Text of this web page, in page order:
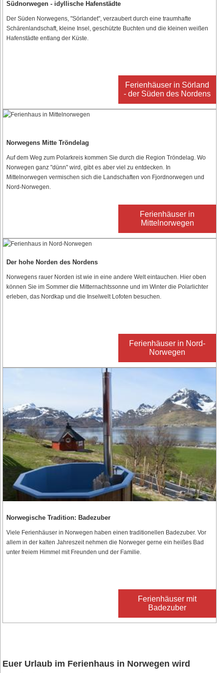
Südnorwegen - idyllische Hafenstädte
Der Süden Norwegens, "Sörlandet", verzaubert durch eine traumhafte
Schärenlandschaft, kleine Insel, geschützte Buchten und die kleinen weißen
Hafenstädte entlang der Küste.
Ferienhäuser in Sörland
- der Süden des Nordens
Norwegens Mitte Tröndelag
Auf dem Weg zum Polarkreis kommen Sie durch die Region Tröndelag. Wo
Norwegen ganz "dünn" wird, gibt es aber viel zu entdecken. In
Mittelnorwegen vermischen sich die Landschaften von Fjordnorwegen und
Nord-Norwegen.
Ferienhäuser in
Mittelnorwegen
Der hohe Norden des Nordens
Norwegens rauer Norden ist wie in eine andere Welt eintauchen. Hier oben
können Sie im Sommer die Mitternachtssonne und im Winter die Polarlichter
erleben, das Nordkap und die Inselwelt Lofoten besuchen.
Ferienhäuser in Nord-
Norwegen
Norwegische Tradition: Badezuber
Viele Ferienhäuser in Norwegen haben einen traditionellen Badezuber. Vor
allem in der kalten Jahreszeit nehmen die Norweger gerne ein heißes Bad
unter freiem Himmel mit Freunden und der Familie.
Ferienhäuser mit
Badezuber
Euer Urlaub im Ferienhaus in Norwegen wird